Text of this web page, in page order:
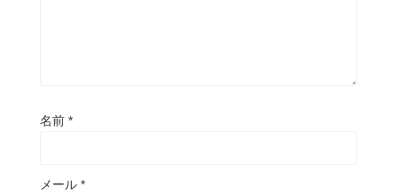
名前 *
メール *